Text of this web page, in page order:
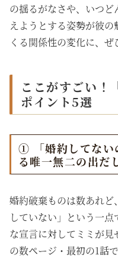
の揺るがなさや、いつ
えようとする姿勢が彼
くる関係性の変化に、ぜ
ここがすごい！
ポイント5選
① 「婚約してない
る唯一無二の出だ
婚約破棄ものは数あれ
していない」という一
な宣言に対してミミが
の数ページ・最初の1話